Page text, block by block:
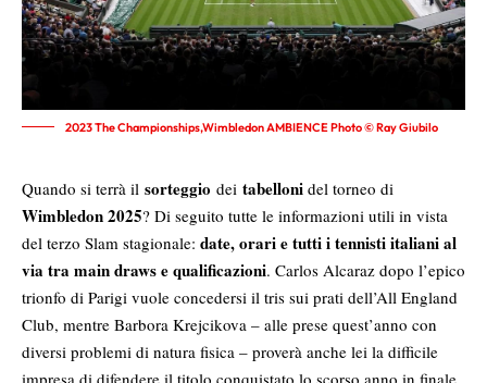
2023 The Championships,Wimbledon AMBIENCE Photo © Ray Giubilo
Quando si terrà il sorteggio dei tabelloni del torneo di
Wimbledon 2025? Di seguito tutte le informazioni utili in vista
del terzo Slam stagionale: date, orari e tutti i tennisti italiani al
via tra main draws e qualificazioni. Carlos Alcaraz dopo l’epico
trionfo di Parigi vuole concedersi il tris sui prati dell’All England
Club, mentre Barbora Krejcikova – alle prese quest’anno con
diversi problemi di natura fisica – proverà anche lei la difficile